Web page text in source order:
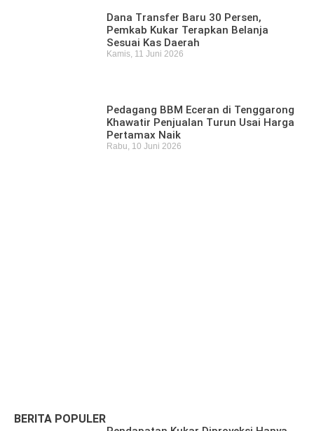
Dana Transfer Baru 30 Persen,
Pemkab Kukar Terapkan Belanja
Sesuai Kas Daerah
Kamis, 11 Juni 2026
Pedagang BBM Eceran di Tenggarong
Khawatir Penjualan Turun Usai Harga
Pertamax Naik
Rabu, 10 Juni 2026
BERITA POPULER